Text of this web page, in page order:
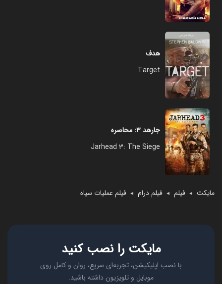
مایکت ◄ فیلم ◄ فیلم درام ◄ فیلم عملیات سیاه
هدف
Target
جارهد ۳: محاصره
Jarhead 3: The Siege
مایکت را نصب کنید
با نصب اپلیکیشن، تجربه‌ای سریع، روان و کامل روی
موبایل و تلویزیون داشته باشید.